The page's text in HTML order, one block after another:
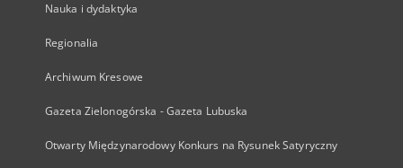
Nauka i dydaktyka
Regionalia
Archiwum Kresowe
Gazeta Zielonogórska - Gazeta Lubuska
Otwarty Międzynarodowy Konkurs na Rysunek Satyryczny